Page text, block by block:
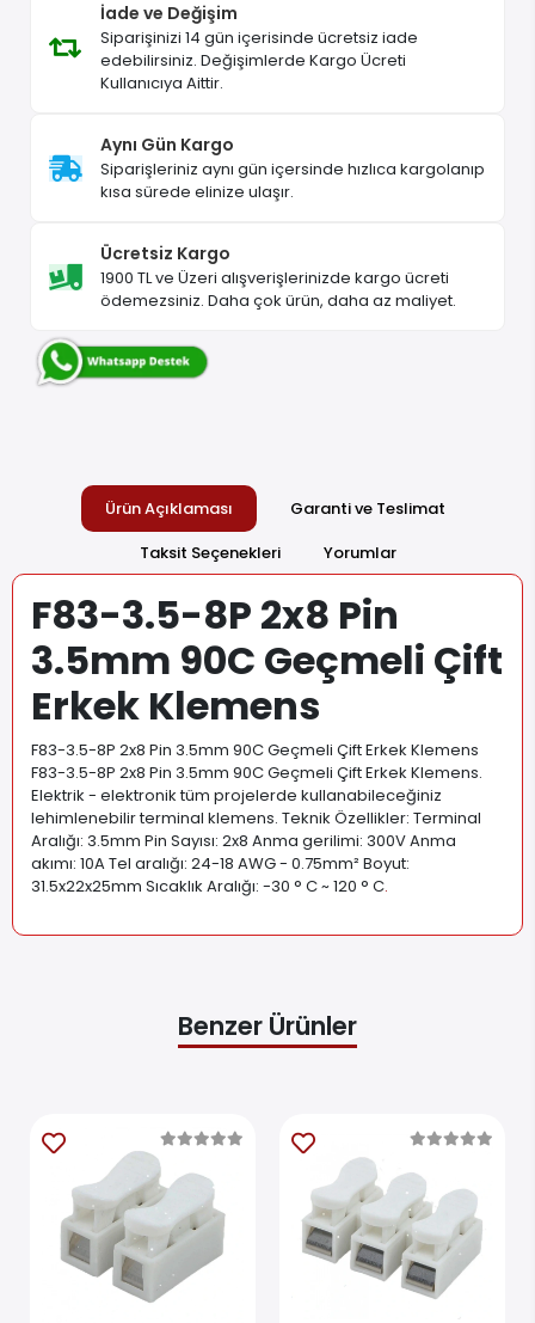
İade ve Değişim
Siparişinizi 14 gün içerisinde ücretsiz iade
edebilirsiniz. Değişimlerde Kargo Ücreti
Kullanıcıya Aittir.
Aynı Gün Kargo
Siparişleriniz aynı gün içersinde hızlıca kargolanıp
kısa sürede elinize ulaşır.
Ücretsiz Kargo
1900 TL ve Üzeri alışverişlerinizde kargo ücreti
ödemezsiniz. Daha çok ürün, daha az maliyet.
Ürün Açıklaması
Garanti ve Teslimat
Taksit Seçenekleri
Yorumlar
F83-3.5-8P 2x8 Pin
3.5mm 90C Geçmeli Çift
Erkek Klemens
F83-3.5-8P 2x8 Pin 3.5mm 90C Geçmeli Çift Erkek Klemens
F83-3.5-8P 2x8 Pin 3.5mm 90C Geçmeli Çift Erkek Klemens.
Elektrik - elektronik tüm projelerde kullanabileceğiniz
lehimlenebilir terminal klemens. Teknik Özellikler: Terminal
Aralığı: 3.5mm Pin Sayısı: 2x8 Anma gerilimi: 300V Anma
akımı: 10A Tel aralığı: 24-18 AWG - 0.75mm² Boyut:
31.5x22x25mm Sıcaklık Aralığı: -30 ° C ~ 120 ° C.
Benzer Ürünler